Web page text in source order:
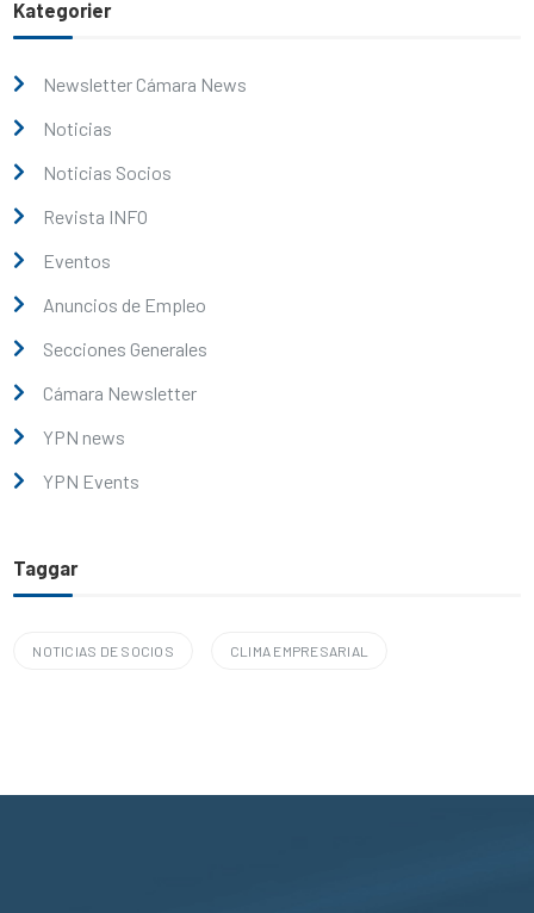
Kategorier
Newsletter Cámara News
Noticias
Noticias Socios
Revista INFO
Eventos
Anuncios de Empleo
Secciones Generales
Cámara Newsletter
YPN news
YPN Events
Taggar
NOTICIAS DE SOCIOS CLIMA EMPRESARIAL